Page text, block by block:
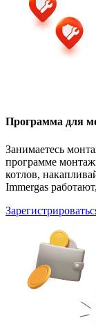
Программа для
Занимаетесь
программе
котлов,
Immergas